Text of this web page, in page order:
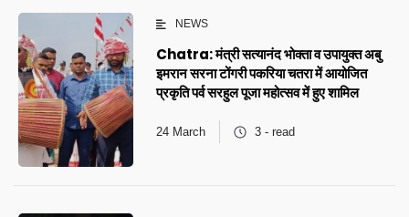
NEWS
Chatra: मंत्री सत्यानंद भोक्ता व उपायुक्त अबु
इमरान सरना टोंगरी पकरिया चतरा में आयोजित
प्रकृति पर्व सरहुल पूजा महोत्सव में हुए शामिल
24 March 3 - read